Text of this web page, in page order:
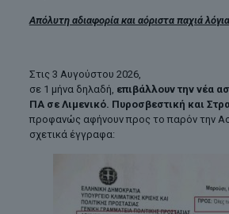
Απόλυτη αδιαφορία και αόριστα παχιά
Στις 3 Αυγούστου 2026,
σε 1 μήνα δηλαδή, επιβάλλουν την νέα
ΠΑ σε Λιμενικό. Πυροσβεστική και
προφανώς αφήνουν προς το παρόν την
σχετικά έγγραφα: